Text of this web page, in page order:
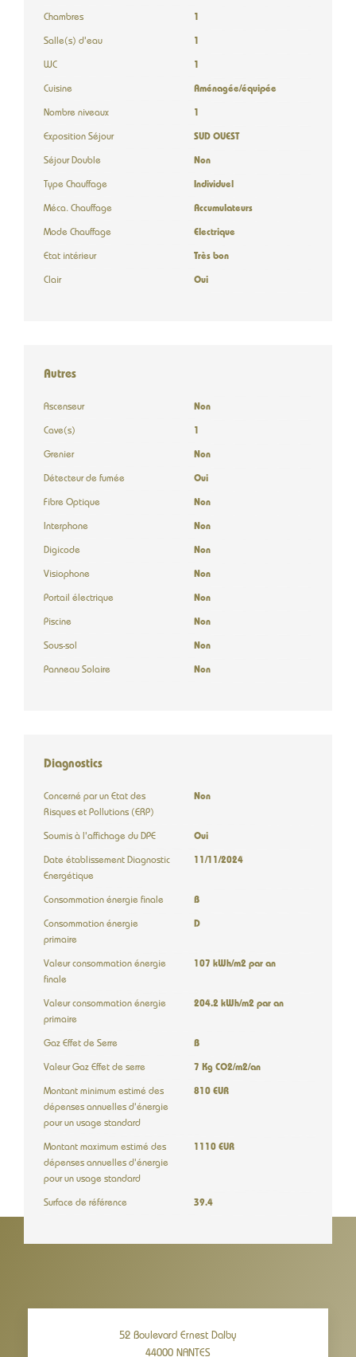
Chambres 1
Salle(s) d'eau 1
WC 1
Cuisine Aménagée/équipée
Nombre niveaux 1
Exposition Séjour SUD OUEST
Séjour Double Non
Type Chauffage Individuel
Méca. Chauffage Accumulateurs
Mode Chauffage Electrique
Etat intérieur Très bon
Clair Oui
Autres
Ascenseur Non
Cave(s) 1
Grenier Non
Détecteur de fumée Oui
Fibre Optique Non
Interphone Non
Digicode Non
Visiophone Non
Portail électrique Non
Piscine Non
Sous-sol Non
Panneau Solaire Non
Diagnostics
Concerné par un Etat des
Risques et Pollutions (ERP)
Non
Soumis à l'affichage du DPE Oui
Date établissement Diagnostic
Energétique
11/11/2024
Consommation énergie finale B
Consommation énergie
primaire
D
Valeur consommation énergie
finale
107 kWh/m2 par an
Valeur consommation énergie
primaire
204.2 kWh/m2 par an
Gaz Effet de Serre B
Valeur Gaz Effet de serre 7 Kg CO2/m2/an
Montant minimum estimé des
dépenses annuelles d'énergie
pour un usage standard
810 EUR
Montant maximum estimé des
dépenses annuelles d'énergie
pour un usage standard
1110 EUR
Surface de référence 39.4
52 Boulevard Ernest Dalby
44000 NANTES